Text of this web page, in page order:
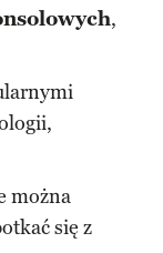
,
można
się z